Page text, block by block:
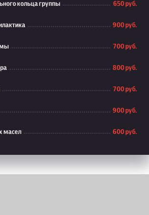
кольца группы 650 руб.
900 руб.
700 руб.
800 руб.
700 руб.
900 руб.
масел 600 руб.